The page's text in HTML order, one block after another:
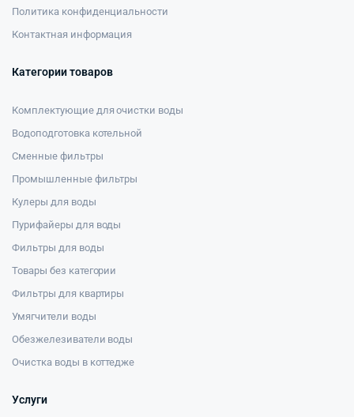
Политика конфиденциальности
Контактная информация
Категории товаров
Комплектующие для очистки воды
Водоподготовка котельной
Сменные фильтры
Промышленные фильтры
Кулеры для воды
Пурифайеры для воды
Фильтры для воды
Товары без категории
Фильтры для квартиры
Умягчители воды
Обезжелезиватели воды
Очистка воды в коттедже
Услуги